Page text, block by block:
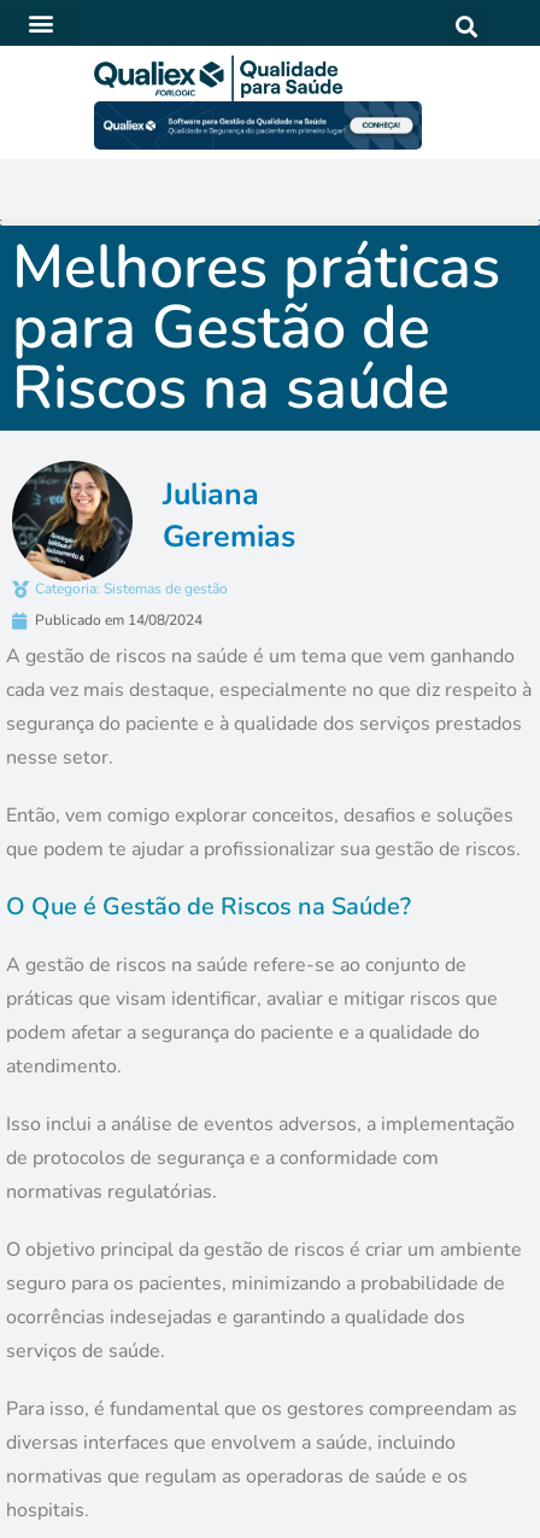
Melhores práticas
para Gestão de
Riscos na saúde
Juliana
Geremias
Categoria: Sistemas de gestão
Publicado em 14/08/2024
A gestão de riscos na saúde é um tema que vem ganhando
cada vez mais destaque, especialmente no que diz respeito à
segurança do paciente e à qualidade dos serviços prestados
nesse setor.
Então, vem comigo explorar conceitos, desafios e soluções
que podem te ajudar a profissionalizar sua gestão de riscos.
O Que é Gestão de Riscos na Saúde?
A gestão de riscos na saúde refere-se ao conjunto de
práticas que visam identificar, avaliar e mitigar riscos que
podem afetar a segurança do paciente e a qualidade do
atendimento.
Isso inclui a análise de eventos adversos, a implementação
de protocolos de segurança e a conformidade com
normativas regulatórias.
O objetivo principal da gestão de riscos é criar um ambiente
seguro para os pacientes, minimizando a probabilidade de
ocorrências indesejadas e garantindo a qualidade dos
serviços de saúde.
Para isso, é fundamental que os gestores compreendam as
diversas interfaces que envolvem a saúde, incluindo
normativas que regulam as operadoras de saúde e os
hospitais.